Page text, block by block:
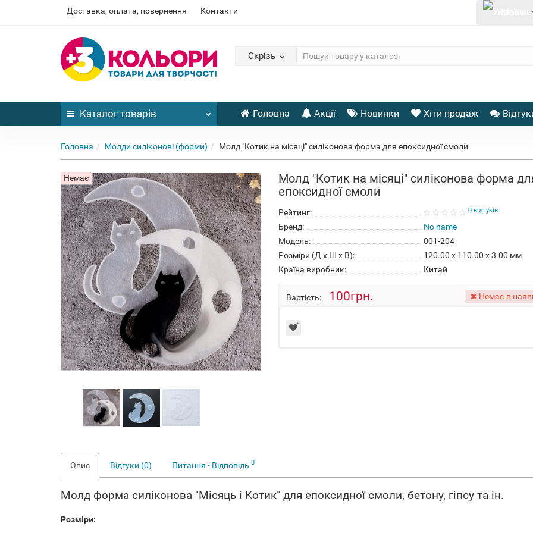
Доставка, оплата, повернення Контакти
Скрізь
Каталог товарів Головна Акції Новинки Хіти продаж
Головна Молди силіконові (форми) Молд "Котик на місяці" силіконова форма для епоксидної смоли
Немає
Молд "Котик на місяці" силіконова форма
епоксидної смоли
Рейтинг: 0 відгуків
Бренд:
No name
Модель:
001-204
Розміри (Д x Ш x В):
120.00 x 110.00 x 3.00 мм
Країна виробник:
Китай
Вартість: 100грн. Немає в
Опис Відгуки (0) Питання - Відповідь 0
Молд форма силіконова "Місяць і Котик" для епоксидної смоли, бетону, гіпсу та ін.
Розміри: